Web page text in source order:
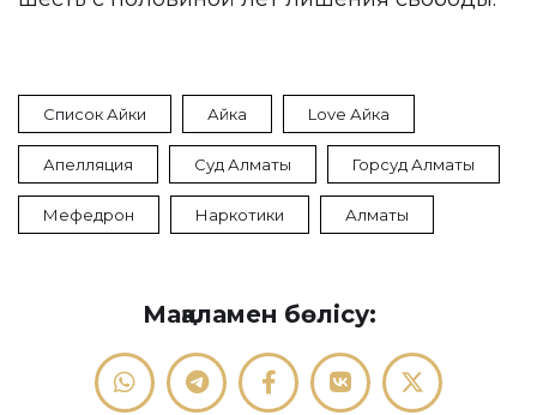
Список Айки Айка Love Айка
Апелляция Суд Алматы Горсуд Алматы
Мефедрон Наркотики Алматы
Мақаламен бөлісу: